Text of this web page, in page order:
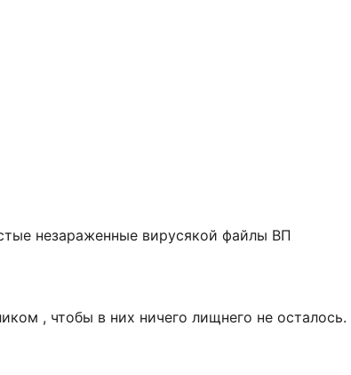
незараженные вирусякой файлы ВП
, чтобы в них ничего лищнего не осталось.